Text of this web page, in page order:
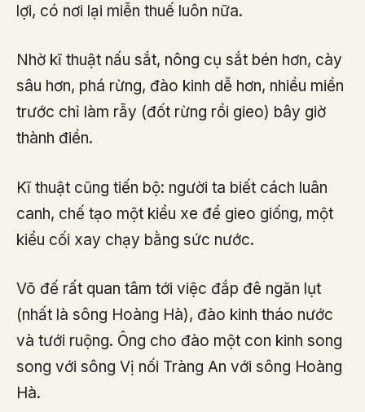
lợi, có nơi lại miễn thuế luôn nữa.
Nhờ kĩ thuật nấu sắt, nông cụ sắt bén hơn, cày
sâu hơn, phá rừng, đào kinh dễ hơn, nhiều miền
trước chỉ làm rẫy (đốt rừng rồi gieo) bây giờ
thành điền.
Kĩ thuật cũng tiến bộ: người ta biết cách luân
canh, chế tạo một kiểu xe để gieo giống, một
kiểu cối xay chạy bằng sức nước.
Võ đế rất quan tâm tới việc đắp đê ngăn lụt
(nhất là sông Hoàng Hà), đào kinh tháo nước
và tưới ruộng. Ông cho đào một con kinh song
song với sông Vị nối Tràng An với sông Hoàng
Hà.